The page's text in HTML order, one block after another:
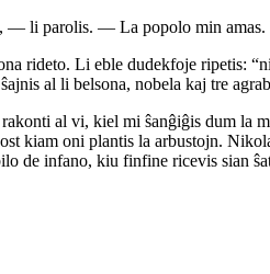
li parolis. — La popolo min amas.
rideto. Li eble dudekfoje ripetis:
al li belsona, nobela kaj tre
al vi, kiel mi ŝanĝiĝis dum la
kiam oni plantis la arbustojn.
de infano, kiu finfine ricevis sian